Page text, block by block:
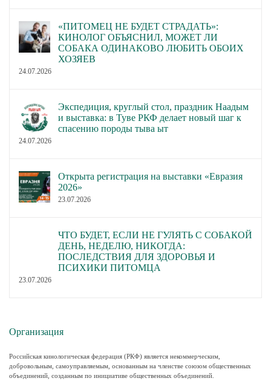
«ПИТОМЕЦ НЕ БУДЕТ СТРАДАТЬ»:
КИНОЛОГ ОБЪЯСНИЛ, МОЖЕТ ЛИ
СОБАКА ОДИНАКОВО ЛЮБИТЬ ОБОИХ
ХОЗЯЕВ
24.07.2026
Экспедиция, круглый стол, праздник Наадым
и выставка: в Туве РКФ делает новый шаг к
спасению породы тыва ыт
24.07.2026
Открыта регистрация на выставки «Евразия
2026»
23.07.2026
ЧТО БУДЕТ, ЕСЛИ НЕ ГУЛЯТЬ С СОБАКОЙ
ДЕНЬ, НЕДЕЛЮ, НИКОГДА:
ПОСЛЕДСТВИЯ ДЛЯ ЗДОРОВЬЯ И
ПСИХИКИ ПИТОМЦА
23.07.2026
Организация
Российская кинологическая федерация (РКФ) является некоммерческим,
добровольным, самоуправляемым, основанным на членстве союзом общественных
объединений, созданным по инициативе общественных объединений.